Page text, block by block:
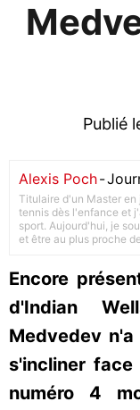
Publié
Alexis Poch-
Titulaire d'un Master en
tennis dès l'enfance et
sport. Aujourd'hui, je
et être au plus proche
Encore
d'Indian
Medvedev
s'incliner face
numéro 4